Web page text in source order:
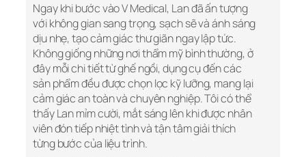
Ngay khi bước vào V Medical, Lan đã ấn tượng
với không gian sang trọng, sạch sẽ và ánh sáng
dịu nhẹ, tạo cảm giác thư giãn ngay lập tức.
Không giống những nơi thẩm mỹ bình thường, ở
đây mỗi chi tiết từ ghế ngồi, dụng cụ đến các
sản phẩm đều được chọn lọc kỹ lưỡng, mang lại
cảm giác an toàn và chuyên nghiệp. Tôi có thể
thấy Lan mỉm cười, mắt sáng lên khi được nhân
viên đón tiếp nhiệt tình và tận tâm giải thích
từng bước của liệu trình.